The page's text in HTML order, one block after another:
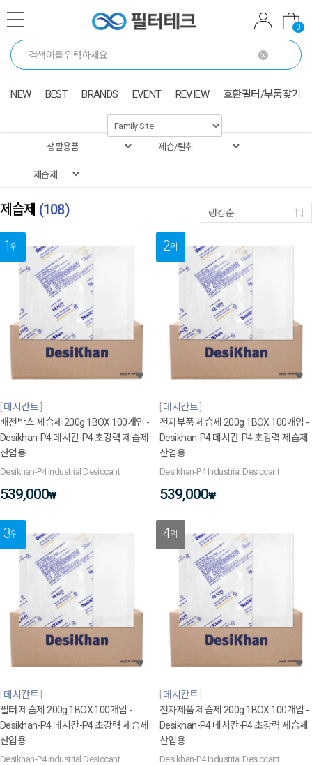
0
NEW BEST BRANDS EVENT REVIEW 호환필터/부품찾기
제습제 (108) 랭킹순
1위
데시칸트
배전박스 제습제 200g 1BOX 100개입 -
Desikhan-P4 데시칸-P4 초강력 제습제
산업용
Desikhan-P4 Industrial Desiccant
539,000₩
2위
데시칸트
전자부품 제습제 200g 1BOX 100개입 -
Desikhan-P4 데시칸-P4 초강력 제습제
산업용
Desikhan-P4 Industrial Desiccant
539,000₩
3위
데시칸트
필터 제습제 200g 1BOX 100개입 -
Desikhan-P4 데시칸-P4 초강력 제습제
산업용
Desikhan-P4 Industrial Desiccant
4위
데시칸트
전자제품 제습제 200g 1BOX 100개입 -
Desikhan-P4 데시칸-P4 초강력 제습제
산업용
Desikhan-P4 Industrial Desiccant